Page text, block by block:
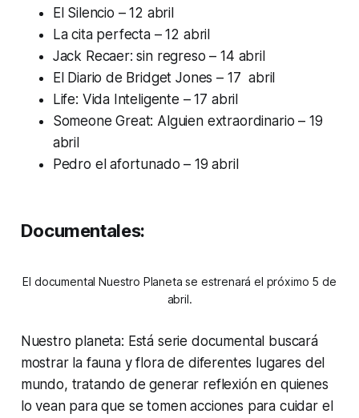
El Silencio – 12 abril
La cita perfecta – 12 abril
Jack Recaer: sin regreso – 14 abril
El Diario de Bridget Jones – 17 abril
Life: Vida Inteligente – 17 abril
Someone Great: Alguien extraordinario – 19
abril
Pedro el afortunado – 19 abril
Documentales:
El documental Nuestro Planeta se estrenará el próximo 5 de
abril.
Nuestro planeta: Está serie documental buscará
mostrar la fauna y flora de diferentes lugares del
mundo, tratando de generar reflexión en quienes
lo vean para que se tomen acciones para cuidar el